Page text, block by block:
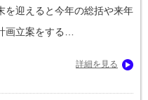
を迎えると今年の総括や来年
画立案をする…
詳細を見る